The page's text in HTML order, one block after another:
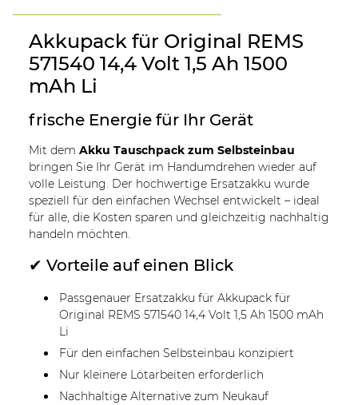
Akkupack für Original REMS
571540 14,4 Volt 1,5 Ah 1500
mAh Li
frische Energie für Ihr Gerät
Mit dem Akku Tauschpack zum Selbsteinbau
bringen Sie Ihr Gerät im Handumdrehen wieder auf
volle Leistung. Der hochwertige Ersatzakku wurde
speziell für den einfachen Wechsel entwickelt – ideal
für alle, die Kosten sparen und gleichzeitig nachhaltig
handeln möchten.
✔ Vorteile auf einen Blick
Passgenauer Ersatzakku für Akkupack für
Original REMS 571540 14,4 Volt 1,5 Ah 1500 mAh
Li
Für den einfachen Selbsteinbau konzipiert
Nur kleinere Lötarbeiten erforderlich
Nachhaltige Alternative zum Neukauf